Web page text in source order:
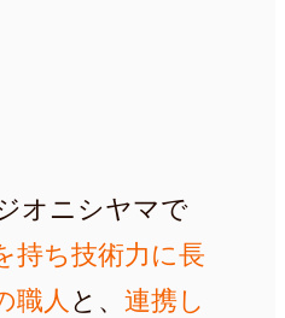
オニシヤマで
持ち技術力に長
職人 と、 連携し